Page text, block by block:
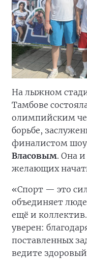
На лыжном
Тамбове
олимпийским
борьбе,
финалистом
Власовым. Она
желающих
«Спорт — это
объединяет
ещё и
уверен:
поставленных
ведите